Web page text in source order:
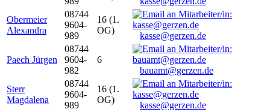
Obermeier
Alexandra
08744
9604-
989
16 (1.
OG)
kasse@gerzen.de
Paech Jürgen
08744
9604-
982
6
bauamt@gerzen.de
Sterr
Magdalena
08744
9604-
989
16 (1.
OG)
kasse@gerzen.de